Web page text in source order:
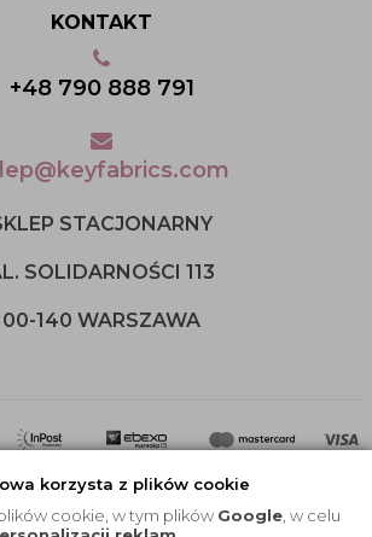
korzysta z plików cookie
cookie, w tym plików Google , w celu
KONTAKT
+48 790 888 791
STACJONARNY
SOLIDARNOŚCI 113
00-140 WARSZAWA